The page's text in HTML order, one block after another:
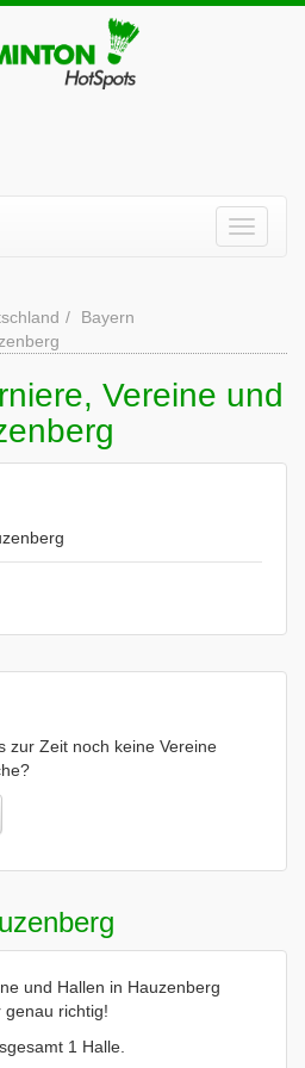
Bayern
Vereine und
zur Zeit noch keine Vereine
und Hallen in Hauzenberg
genau richtig!
1 Halle.